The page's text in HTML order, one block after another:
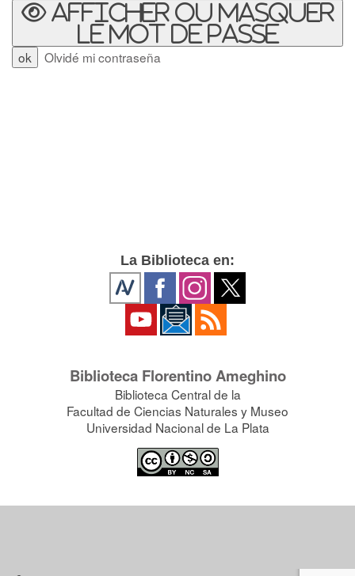
Afficher ou masquer
le mot de passe
Olvidé mi contraseña
La Biblioteca en:
Biblioteca Florentino Ameghino
Biblioteca Central de la
Facultad de Ciencias Naturales y Museo
Universidad Nacional de La Plata